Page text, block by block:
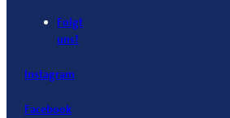
Folgt
uns!
Instagram
Facebook